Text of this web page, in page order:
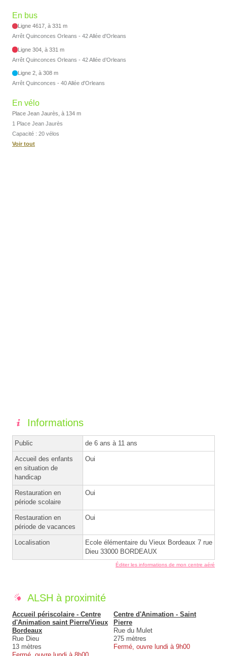
En bus
Ligne 4617, à 331 m
Arrêt Quinconces Orleans - 42 Allée d'Orleans
Ligne 304, à 331 m
Arrêt Quinconces Orleans - 42 Allée d’Orleans
Ligne 2, à 308 m
Arrêt Quinconces - 40 Allée d'Orleans
En vélo
Place Jean Jaurès, à 134 m
1 Place Jean Jaurès
Capacité : 20 vélos
Voir tout
Informations
Public de 6 ans à 11 ans
Accueil des enfants
en situation de
handicap
Oui
Restauration en
période scolaire
Oui
Restauration en
période de vacances
Oui
Localisation
Ecole élémentaire du Vieux Bordeaux 7 rue
Dieu 33000 BORDEAUX
Éditer les informations de mon centre aéré
ALSH à proximité
Accueil périscolaire - Centre
d'Animation saint Pierre/Vieux
Bordeaux
Rue Dieu
13 mètres
Centre d'Animation - Saint
Pierre
Rue du Mulet
275 mètres
Fermé, ouvre lundi à 9h00